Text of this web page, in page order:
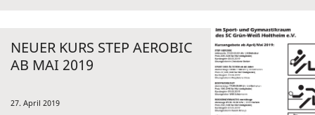
NEUER KURS STEP AEROBIC
AB MAI 2019
27. April 2019